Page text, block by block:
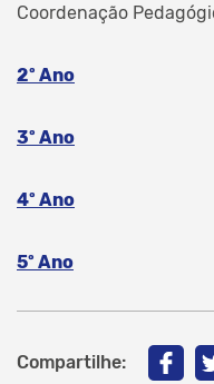
Coordenação
2º Ano
3º Ano
4º Ano
5º Ano
Compartilhe: